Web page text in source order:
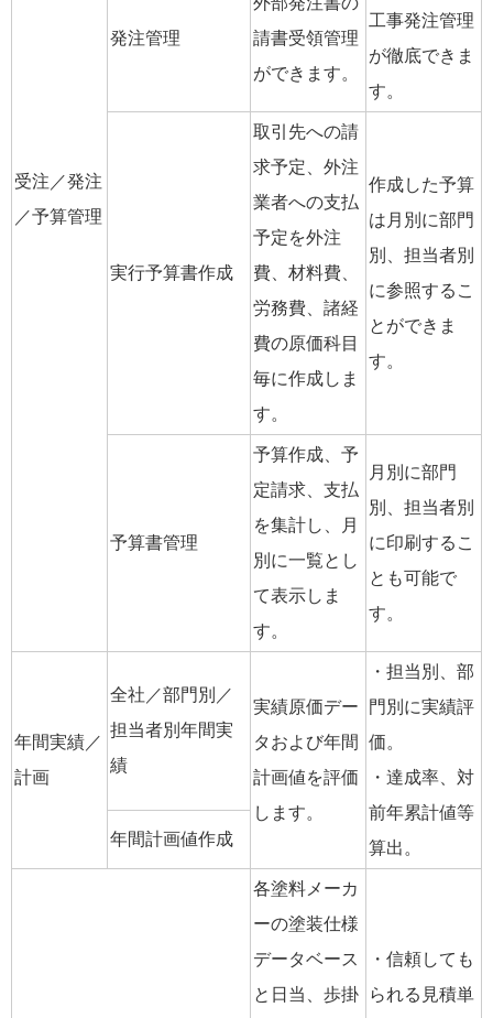
受注／発注
／予算管理
発注管理
請書受領管理
ができます。
工事発注管理
が徹底できま
す。
実行予算書作成
取引先への請
求予定、外注
業者への支払
予定を外注
費、材料費、
労務費、諸経
費の原価科目
毎に作成しま
す。
作成した予算
は月別に部門
別、担当者別
に参照するこ
とができま
す。
予算書管理
予算作成、予
定請求、支払
を集計し、月
別に一覧とし
て表示しま
す。
月別に部門
別、担当者別
に印刷するこ
とも可能で
す。
年間実績／
計画
全社／部門別／
担当者別年間実
績
実績原価デー
タおよび年間
計画値を評価
します。
・担当別、部
門別に実績評
価。
・達成率、対
前年累計値等
算出。
年間計画値作成
各塗料メーカ
ーの塗装仕様
データベース
と日当、歩掛
・信頼しても
られる見積単